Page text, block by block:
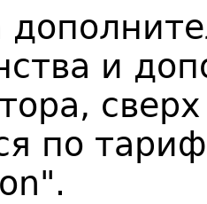
и
по